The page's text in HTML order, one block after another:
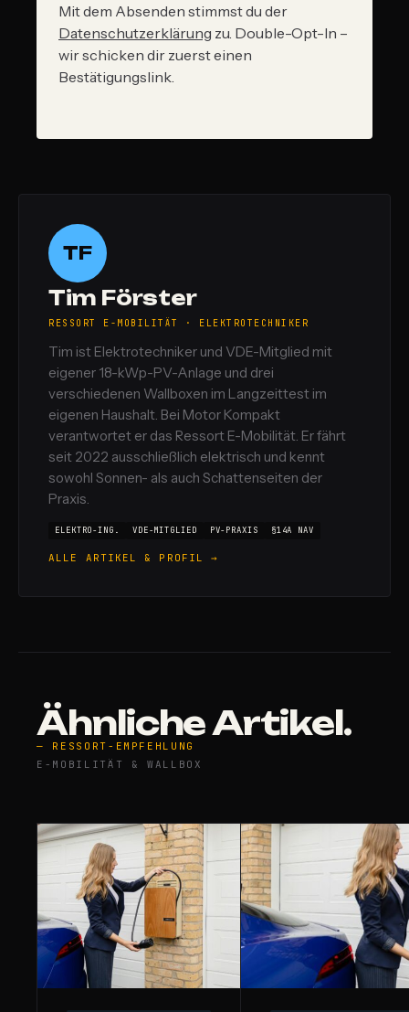
Mit dem Absenden stimmst du der
Datenschutzerklärung zu. Double-Opt-In –
wir schicken dir zuerst einen
Bestätigungslink.
TF
Tim Förster
RESSORT E-MOBILITÄT · ELEKTROTECHNIKER
Tim ist Elektrotechniker und VDE-Mitglied mit
eigener 18-kWp-PV-Anlage und drei
verschiedenen Wallboxen im Langzeittest im
eigenen Haushalt. Bei Motor Kompakt
verantwortet er das Ressort E-Mobilität. Er fährt
seit 2022 ausschließlich elektrisch und kennt
sowohl Sonnen- als auch Schattenseiten der
Praxis.
ELEKTRO-ING. VDE-MITGLIED PV-PRAXIS §14A NAV
ALLE ARTIKEL & PROFIL →
Ähnliche Artikel.
— RESSORT-EMPFEHLUNG
E-MOBILITÄT & WALLBOX